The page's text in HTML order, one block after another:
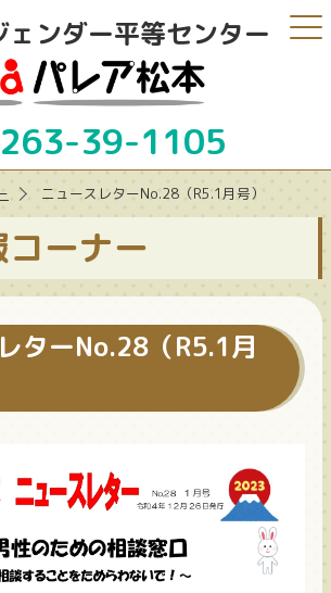
ェンダー平等センター
39-1105
ニュースレターNo.28（R5.1月号）
ーナー
ターNo.28（R5.1月